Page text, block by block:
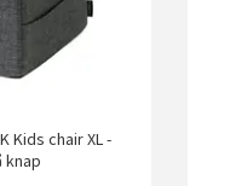
Kids chair XL -
knap